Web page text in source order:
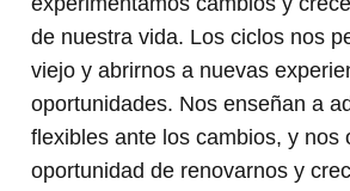
de nuestra vida. Los ciclos nos
viejo y abrirnos a nuevas
oportunidades. Nos enseñan a
flexibles ante los cambios, y nos
oportunidad de renovarnos y